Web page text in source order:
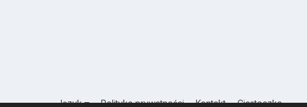
Język Polityka prywatności Kontakt Ciasteczka